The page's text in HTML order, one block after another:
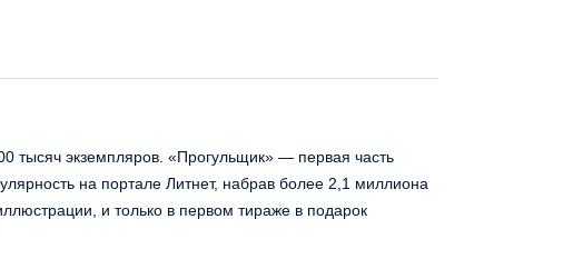
тысяч экземпляров. «Прогульщик» — первая часть
на портале Литнет, набрав более 2,1 миллиона
и только в первом тираже в подарок